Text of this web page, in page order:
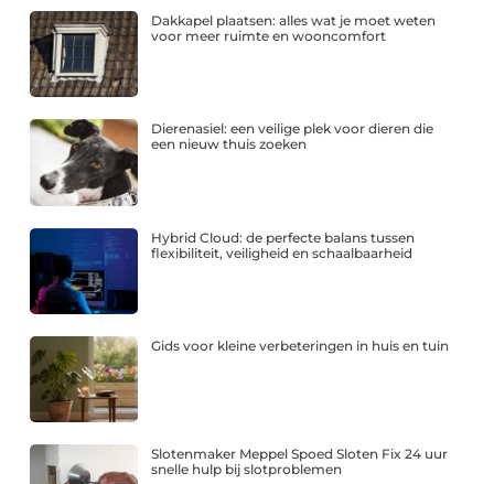
Dakkapel plaatsen: alles wat je moet weten
voor meer ruimte en wooncomfort
Dierenasiel: een veilige plek voor dieren die
een nieuw thuis zoeken
Hybrid Cloud: de perfecte balans tussen
flexibiliteit, veiligheid en schaalbaarheid
Gids voor kleine verbeteringen in huis en tuin
Slotenmaker Meppel Spoed Sloten Fix 24 uur
snelle hulp bij slotproblemen